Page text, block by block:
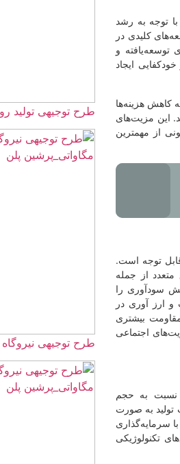
طرح توجیهی تولید روغن خوراکی ☀️(word+pdf) 1405
طرح توجیهی نیروگاه خورشیدی 40 مگاواتی☀️+برآورد هزینه و درآمد